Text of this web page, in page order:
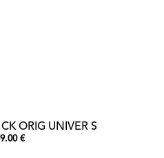
ORIG UNIVER S
€